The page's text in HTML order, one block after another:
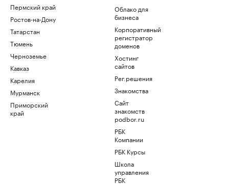
Пермский край
Ростов-на-Дону
Татарстан
Тюмень
Черноземье
Кавказ
Карелия
Мурманск
Приморский
край
Облако для
бизнеса
Корпоративный
регистратор
доменов
Хостинг
сайтов
Рег.решения
Знакомства
Сайт
знакомств
podbor.ru
РБК
Компании
РБК Курсы
Школа
управления
РБК